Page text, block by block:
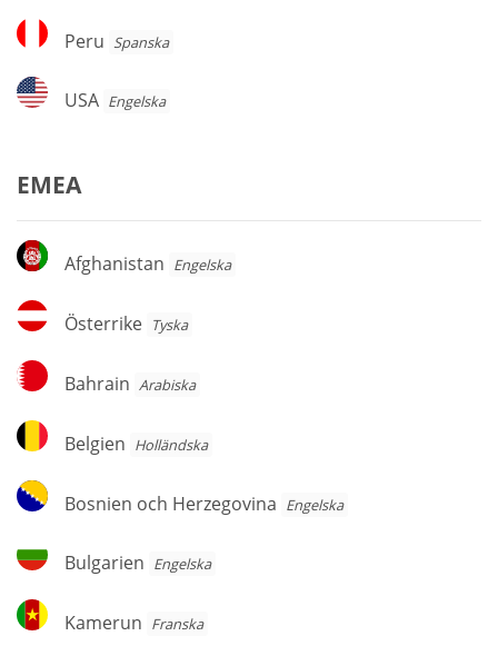
Peru
Peru Spanska
USA
USA Engelska
EMEA
Afghanistan
Afghanistan Engelska
Österrike
Österrike Tyska
Bahrain
Bahrain Arabiska
Belgien
Belgien Holländska
Bosnien
och
Bosnien och Herzegovina Engelska
Bulgarien
Bulgarien Engelska
Kamerun
Kamerun Franska